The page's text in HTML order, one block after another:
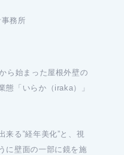
務所
ら始まった屋根外壁の
態「いらか（iraka）」
来る”経年美化”と、視
に壁面の一部に鏡を施